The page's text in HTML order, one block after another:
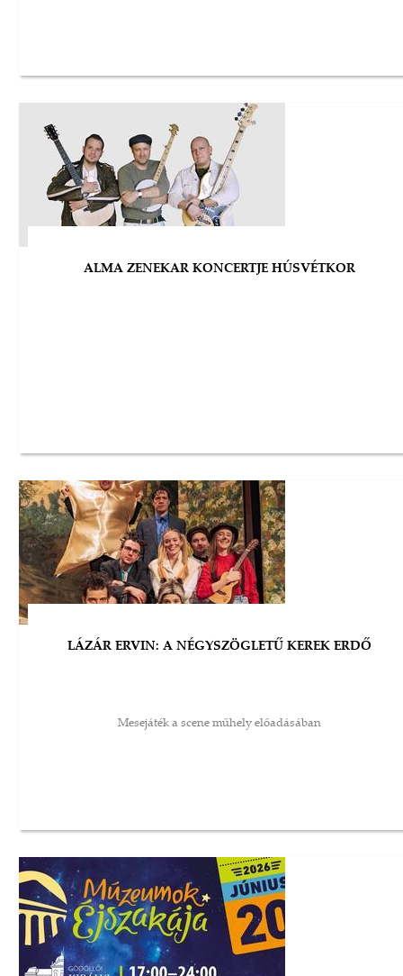
ALMA ZENEKAR KONCERTJE HÚSVÉTKOR
LÁZÁR ERVIN: A NÉGYSZÖGLETŰ KEREK ERDŐ
Mesejáték a scene műhely előadásában